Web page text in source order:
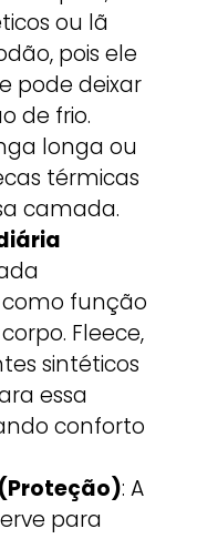
ou lã
pois ele
pode deixar
de frio.
longa ou
térmicas
camada.
função
Fleece,
sintéticos
essa
conforto
: A
para